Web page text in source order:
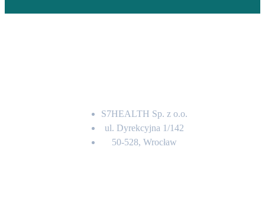
S7HEALTH Sp. z o.o.
ul. Dyrekcyjna 1/142
50-528, Wrocław